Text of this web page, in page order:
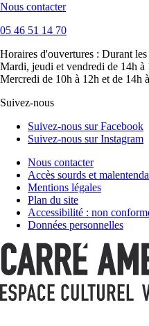
Nous contacter
05 46 51 14 70
Horaires d'ouvertures : Durant
Mardi, jeudi et vendredi de 14h à
Mercredi de 10h à 12h et de 14h
Suivez-nous
Suivez-nous sur Facebook
Suivez-nous sur Instagram
Nous contacter
Accès sourds et
Mentions légales
Plan du site
Accessibilité : non
Données personnelles